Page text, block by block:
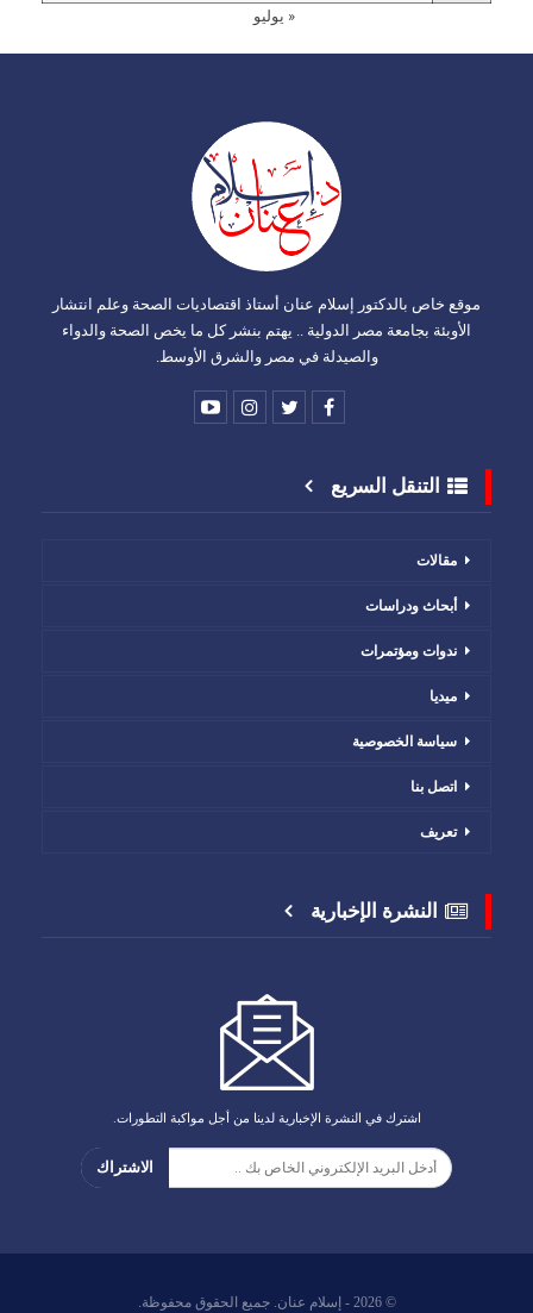
« يوليو
موقع خاص بالدكتور إسلام عنان أستاذ اقتصاديات الصحة وعلم انتشار
الأوبئة بجامعة مصر الدولية .. يهتم بنشر كل ما يخص الصحة والدواء
والصيدلة في مصر والشرق الأوسط.
التنقل السريع
مقالات
أبحاث ودراسات
ندوات ومؤتمرات
ميديا
سياسة الخصوصية
اتصل بنا
تعريف
النشرة الإخبارية
اشترك في النشرة الإخبارية لدينا من أجل مواكبة التطورات.
الاشتراك
© 2026 - إسلام عنان. جميع الحقوق محفوظة.